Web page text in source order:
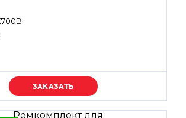
Уточняйте цену